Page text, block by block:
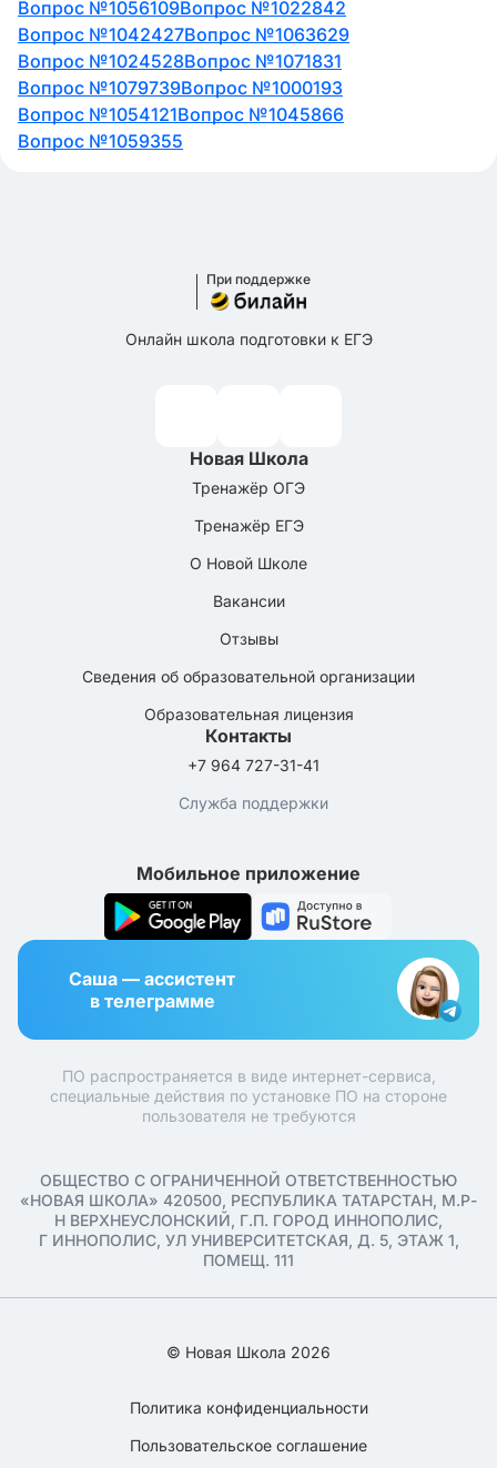
Вопрос №1056109Вопрос №1022842
Вопрос №1042427Вопрос №1063629
Вопрос №1024528Вопрос №1071831
Вопрос №1079739Вопрос №1000193
Вопрос №1054121Вопрос №1045866
Вопрос №1059355
При поддержке
Онлайн школа подготовки к ЕГЭ
Новая Школа
Тренажёр ОГЭ
Тренажёр ЕГЭ
О Новой Школе
Вакансии
Отзывы
Сведения об образовательной организации
Образовательная лицензия
Контакты
+7 964 727-31-41
Служба поддержки
Мобильное приложение
Саша — ассистент
в телеграмме
ПО распространяется в виде интернет-сервиса,
специальные действия по установке ПО на стороне
пользователя не требуются
ОБЩЕСТВО С ОГРАНИЧЕННОЙ ОТВЕТСТВЕННОСТЬЮ
«НОВАЯ ШКОЛА» 420500, РЕСПУБЛИКА ТАТАРСТАН, М.Р-
Н ВЕРХНЕУСЛОНСКИЙ, Г.П. ГОРОД ИННОПОЛИС,
Г ИННОПОЛИС, УЛ УНИВЕРСИТЕТСКАЯ, Д. 5, ЭТАЖ 1,
ПОМЕЩ. 111
© Новая Школа 2026
Политика конфиденциальности
Пользовательское соглашение